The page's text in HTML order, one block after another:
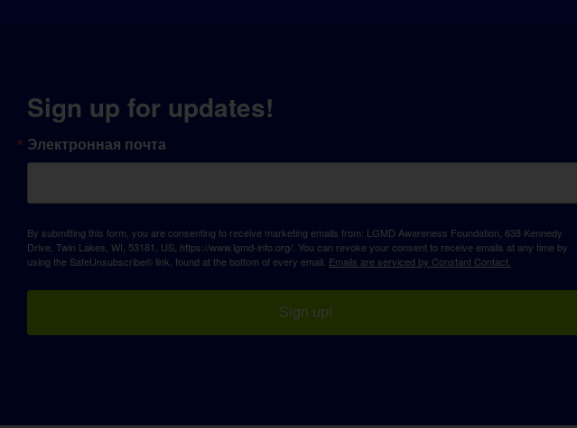
Sign up for updates!
Электронная почта
By submitting this form, you are consenting to receive marketing emails from: LGMD Awareness Foundation, 638 Kennedy
Drive, Twin Lakes, WI, 53181, US, https://www.lgmd-info.org/. You can revoke your consent to receive emails at any time by
using the SafeUnsubscribe® link, found at the bottom of every email. Emails are serviced by Constant Contact.
Sign up!